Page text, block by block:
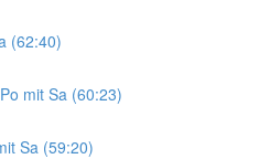
(62:40)
mit Sa (60:23)
Sa (59:20)